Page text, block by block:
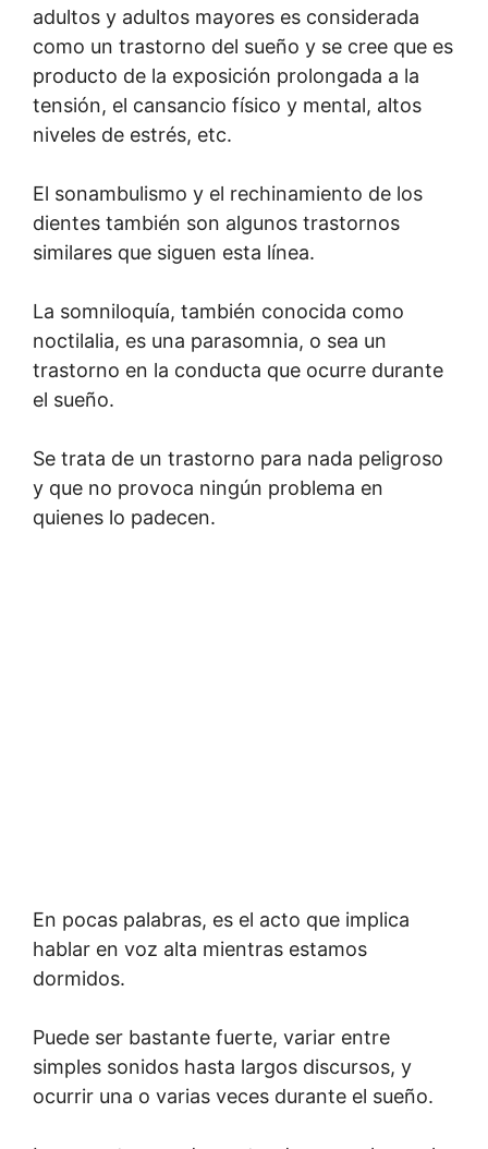
adultos y adultos mayores es considerada
como un trastorno del sueño y se cree que es
producto de la exposición prolongada a la
tensión, el cansancio físico y mental, altos
niveles de estrés, etc.
El sonambulismo y el rechinamiento de los
dientes también son algunos trastornos
similares que siguen esta línea.
La somniloquía, también conocida como
noctilalia, es una parasomnia, o sea un
trastorno en la conducta que ocurre durante
el sueño.
Se trata de un trastorno para nada peligroso
y que no provoca ningún problema en
quienes lo padecen.
En pocas palabras, es el acto que implica
hablar en voz alta mientras estamos
dormidos.
Puede ser bastante fuerte, variar entre
simples sonidos hasta largos discursos, y
ocurrir una o varias veces durante el sueño.